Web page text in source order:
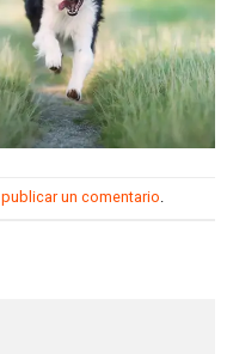
publicar un comentario.